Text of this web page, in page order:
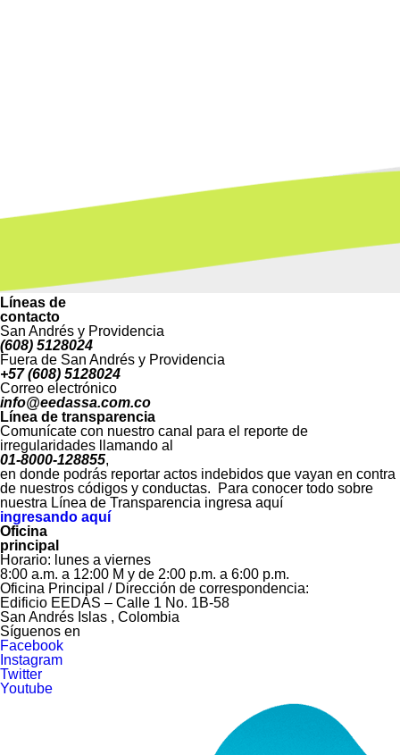
Líneas de
contacto
San Andrés y Providencia
(608) 5128024
Fuera de San Andrés y Providencia
+57 (608) 5128024
Correo electrónico
info@eedassa.com.co
Línea de transparencia
Comunícate con nuestro canal para el reporte de
irregularidades llamando al
01-8000-128855,
en donde podrás reportar actos indebidos que vayan en contra
de nuestros códigos y conductas. Para conocer todo sobre
nuestra Línea de Transparencia ingresa aquí
ingresando aquí
Oficina
principal
Horario: lunes a viernes
8:00 a.m. a 12:00 M y de 2:00 p.m. a 6:00 p.m.
Oficina Principal / Dirección de correspondencia:
Edificio EEDAS – Calle 1 No. 1B-58
San Andrés Islas , Colombia
Síguenos en
Facebook
Instagram
Twitter
Youtube